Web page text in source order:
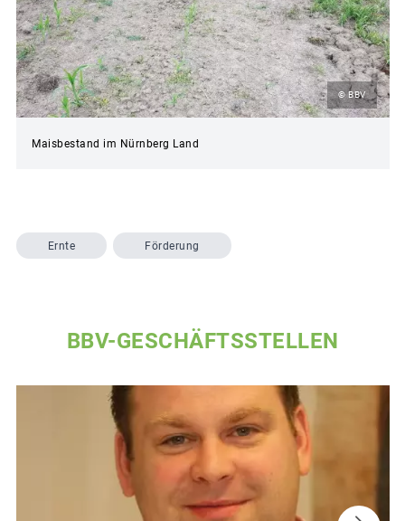
© BBV
Maisbestand im Nürnberg Land
Ernte Förderung
BBV-GESCHÄFTSSTELLEN